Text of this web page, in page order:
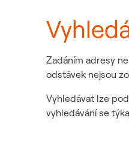
Zadáním adresy
odstávek nejsou
Vyhledávat lze
vyhledávání se